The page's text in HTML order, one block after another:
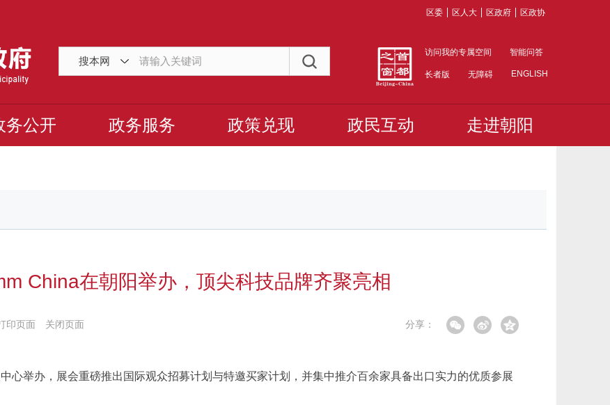
区委 区人大 区政府 区政协
搜本网
访问我的专属空间 智能问答
长者版 无障碍 ENGLISH
务公开 政务服务 政策兑现 政民互动 走进朝阳
China在朝阳举办，顶尖科技品牌齐聚亮相
分享：
印页面 关闭页面
心举办，展会重磅推出国际观众招募计划与特邀买家计划，并集中推介百余家具备出口实力的优质参展